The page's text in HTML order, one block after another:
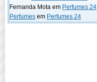
Fernanda Mota em Perfumes 24
Perfumes em Perfumes 24